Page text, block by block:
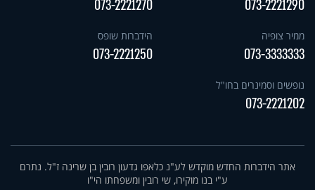
073-2221290
073-2221270
ממיר צופיה
073-3333333
הידברות שופס
073-2221250
נופשים וסמינרים בחו"ל
073-2221202
אתר הידברות החדש מוקדש לע"נ כלאפו גדעון רובין בן שרינה ז"ל. נתרם
ע"י בנו מוקירו, שי רובין ומשפחתו הי"ו